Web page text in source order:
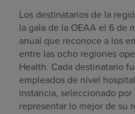
Los destinatarios de la
la gala de la OEAA el 6 de
anual que reconoce a los
entre las ocho regiones
Health. Cada destinatario
empleados de nivel
instancia, seleccionado
representar lo mejor de su